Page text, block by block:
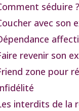
séduire ?
avec son
revenir son ex
zone pour
interdits de la